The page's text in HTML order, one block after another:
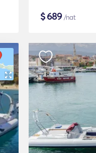
$689/nat